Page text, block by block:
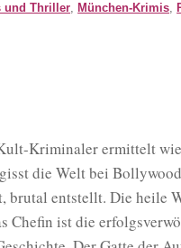
und Thriller, München-Krimis,
Kriminaler ermittelt
die Welt bei
brutal entstellt. Die heile
Chefin ist die